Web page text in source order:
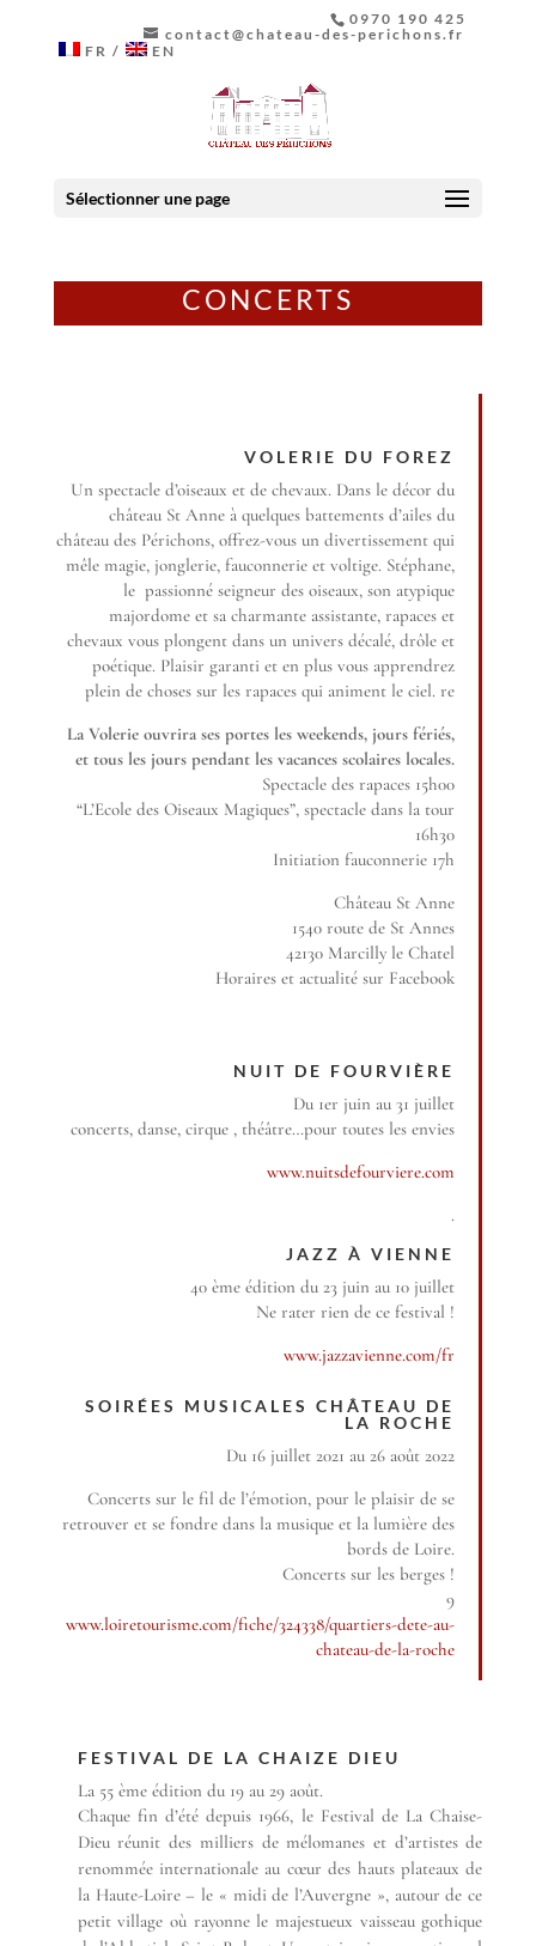
0970 190 425
contact@chateau-des-perichons.fr
FR
EN
Sélectionner une page
CONCERTS
VOLERIE DU FOREZ
Un spectacle d’oiseaux et de chevaux. Dans le décor du
château St Anne à quelques battements d’ailes du
château des Périchons, offrez-vous un divertissement qui
mêle magie, jonglerie, fauconnerie et voltige. Stéphane,
le passionné seigneur des oiseaux, son atypique
majordome et sa charmante assistante, rapaces et
chevaux vous plongent dans un univers décalé, drôle et
poétique. Plaisir garanti et en plus vous apprendrez
plein de choses sur les rapaces qui animent le ciel. re
La Volerie ouvrira ses portes les weekends, jours fériés,
et tous les jours pendant les vacances scolaires locales.
Spectacle des rapaces 15h00
“L’Ecole des Oiseaux Magiques”, spectacle dans la tour
16h30
Initiation fauconnerie 17h
Château St Anne
1540 route de St Annes
42130 Marcilly le Chatel
Horaires et actualité sur Facebook
NUIT DE FOURVIÈRE
Du 1er juin au 31 juillet
concerts, danse, cirque , théâtre…pour toutes les envies
www.nuitsdefourviere.com
.
JAZZ À VIENNE
40 ème édition du 23 juin au 10 juillet
Ne rater rien de ce festival !
www.jazzavienne.com/fr
SOIRÉES MUSICALES CHÂTEAU DE
LA ROCHE
Du 16 juillet 2021 au 26 août 2022
Concerts sur le fil de l’émotion, pour le plaisir de se
retrouver et se fondre dans la musique et la lumière des
bords de Loire.
Concerts sur les berges !
9
www.loiretourisme.com/fiche/324338/quartiers-dete-au-
chateau-de-la-roche
FESTIVAL DE LA CHAIZE DIEU
La 55 ème édition du 19 au 29 août.
Chaque fin d’été depuis 1966, le Festival de La Chaise-
Dieu réunit des milliers de mélomanes et d’artistes de
renommée internationale au cœur des hauts plateaux de
la Haute-Loire – le « midi de l’Auvergne », autour de ce
petit village où rayonne le majestueux vaisseau gothique